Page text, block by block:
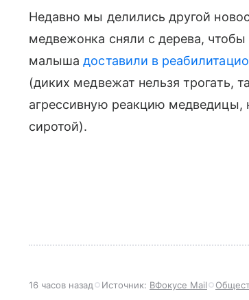
Недавно мы делились другой
медвежонка сняли с дерева,
малышадоставили в
(диких медвежат нельзя трогать,
агрессивную реакцию медведицы,
сиротой).
16 часов назад Источник: ВФокусе Mail